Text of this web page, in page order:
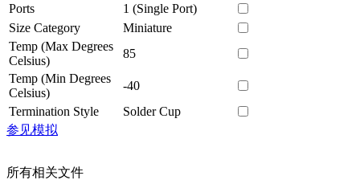
Ports
1 (Single Port)
Size Category
Miniature
Temp (Max Degrees
Celsius)
85
Temp (Min Degrees
Celsius)
-40
Termination Style
Solder Cup
参见模拟
所有相关文件